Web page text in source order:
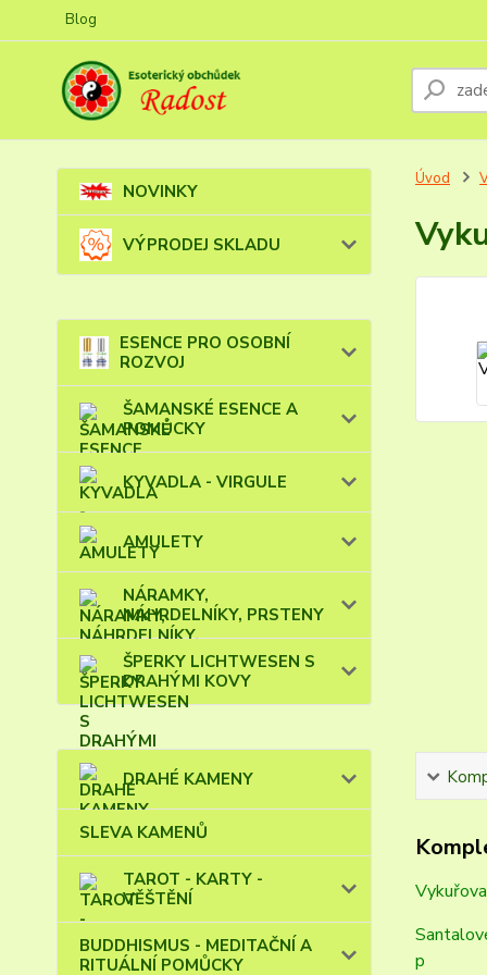
Blog
NOVINKY
VÝPRODEJ SKLADU
ESENCE PRO OSOBNÍ
ROZVOJ
ŠAMANSKÉ ESENCE A
POMŮCKY
KYVADLA - VIRGULE
AMULETY
NÁRAMKY,
NÁHRDELNÍKY, PRSTENY
ŠPERKY LICHTWESEN S
DRAHÝMI KOVY
DRAHÉ KAMENY
SLEVA KAMENŮ
TAROT - KARTY -
VĚŠTĚNÍ
BUDDHISMUS - MEDITAČNÍ A
RITUÁLNÍ POMŮCKY
Úvod
p